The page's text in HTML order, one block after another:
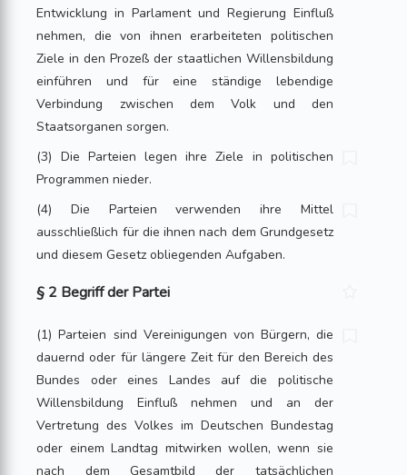
Entwicklung in Parlament und Regierung Einfluß
nehmen, die von ihnen erarbeiteten politischen
Ziele in den Prozeß der staatlichen Willensbildung
einführen und für eine ständige lebendige
Verbindung zwischen dem Volk und den
Staatsorganen sorgen.
(3) Die Parteien legen ihre Ziele in politischen
Programmen nieder.
(4) Die Parteien verwenden ihre Mittel
ausschließlich für die ihnen nach dem Grundgesetz
und diesem Gesetz obliegenden Aufgaben.
§ 2 Begriff der Partei
(1) Parteien sind Vereinigungen von Bürgern, die
dauernd oder für längere Zeit für den Bereich des
Bundes oder eines Landes auf die politische
Willensbildung Einfluß nehmen und an der
Vertretung des Volkes im Deutschen Bundestag
oder einem Landtag mitwirken wollen, wenn sie
nach dem Gesamtbild der tatsächlichen